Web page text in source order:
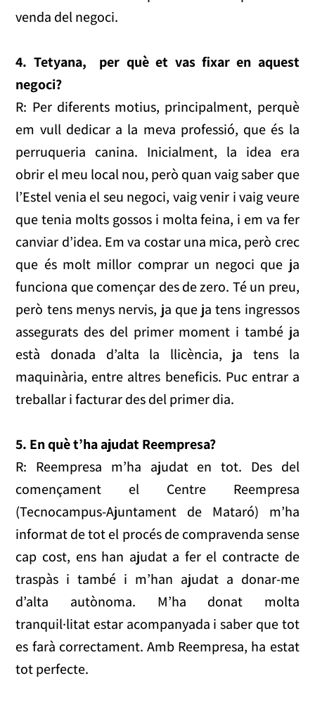
venda del negoci.
4. Tetyana, per què et vas fixar en aquest
negoci?
R: Per diferents motius, principalment, perquè
em vull dedicar a la meva professió, que és la
perruqueria canina. Inicialment, la idea era
obrir el meu local nou, però quan vaig saber que
l’Estel venia el seu negoci, vaig venir i vaig veure
que tenia molts gossos i molta feina, i em va fer
canviar d’idea. Em va costar una mica, però crec
que és molt millor comprar un negoci que ja
funciona que començar des de zero. Té un preu,
però tens menys nervis, ja que ja tens ingressos
assegurats des del primer moment i també ja
està donada d’alta la llicència, ja tens la
maquinària, entre altres beneficis. Puc entrar a
treballar i facturar des del primer dia.
5. En què t’ha ajudat Reempresa?
R: Reempresa m’ha ajudat en tot. Des del
començament el Centre Reempresa
(Tecnocampus-Ajuntament de Mataró) m’ha
informat de tot el procés de compravenda sense
cap cost, ens han ajudat a fer el contracte de
traspàs i també i m’han ajudat a donar-me
d’alta autònoma. M’ha donat molta
tranquil·litat estar acompanyada i saber que tot
es farà correctament. Amb Reempresa, ha estat
tot perfecte.